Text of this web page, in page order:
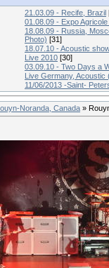
21.03.09 - Recife, Brazil
01.08.09 - Expo
18.08.09 - Russia,
Photo) [31]
18.07.10 - Acoustic
Live 2010 [30]
03.09.10 - Two Days a
Live Germany, Acoustic
11/06/2013 -Saint-
Noranda, Canada »